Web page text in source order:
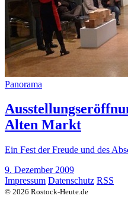
Panorama
Alten Markt
Ein Fest der Freude und des
9. Dezember 2009
Impressum Datenschutz RSS
© 2026 Rostock-Heute.de